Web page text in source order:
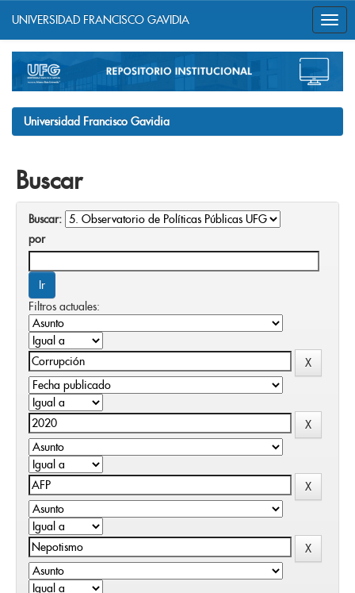
navigation
UNIVERSIDAD FRANCISCO GAVIDIA
Universidad Francisco Gavidia
Buscar
Buscar:
por
Filtros actuales: